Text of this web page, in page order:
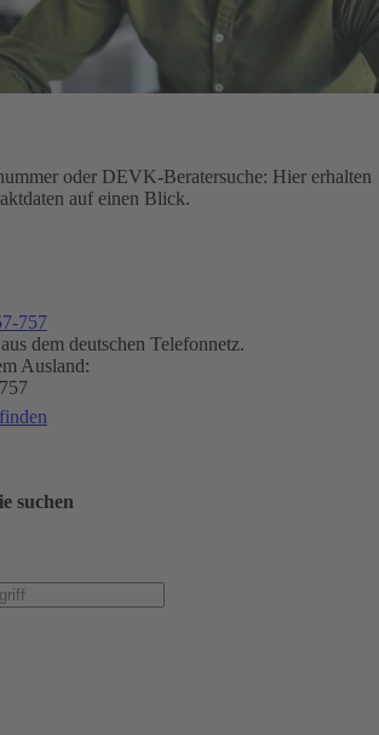
oder DEVK-Beratersuche: Hier erhalten
auf einen Blick.
757
dem deutschen Telefonnetz.
Ausland:
suchen